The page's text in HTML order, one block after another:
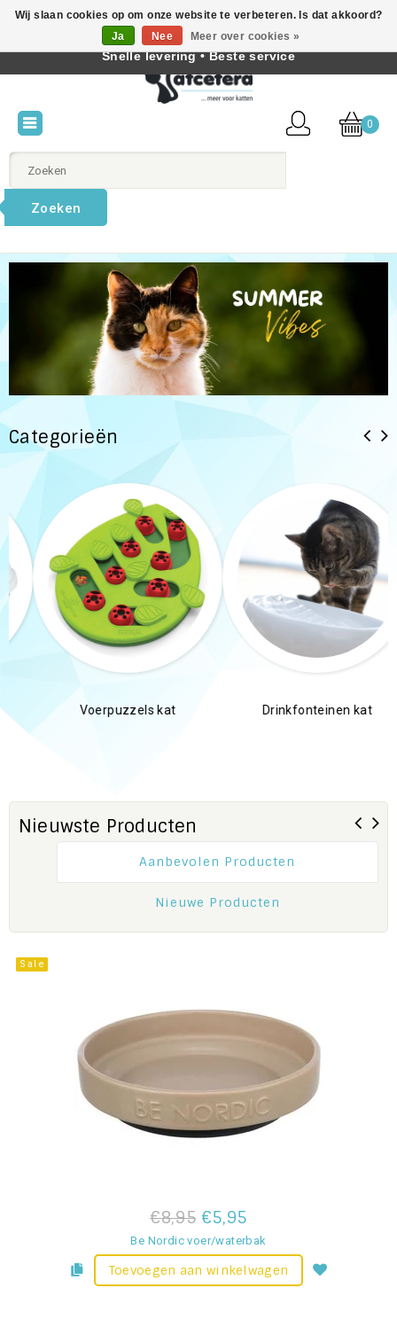
Nederlands
0
Zoeken
Categorieën
Voerpuzzels kat Drinkfonteinen kat
Nieuwste Producten
Aanbevolen Producten
Nieuwe Producten
Sale
Sale
Sale
Sale
Sale
Sale
Sale
Sale
Sale
Sale
€8,95 €5,95
Be Nordic voer/waterbak
Toevoegen aan winkelwagen
Wij slaan cookies op om onze website te verbeteren. Is dat akkoord?
Ja
Nee Meer over cookies »
Beste producten voor katten • Kennis van kattengedrag •
Snelle levering • Beste service